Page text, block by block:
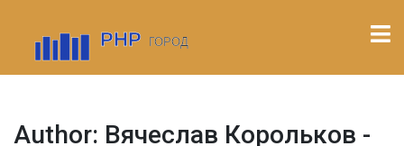
Author: Вячеслав Корольков -